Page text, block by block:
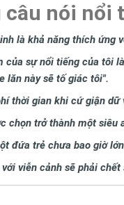
câu nói nổi
là khả năng thích ứng
của sự nổi tiếng của tôi
lăn này sẽ tố giác tôi".
thời gian khi cứ giận
chọn trở thành một siêu
đứa trẻ chưa bao giờ
viễn cảnh sẽ phải